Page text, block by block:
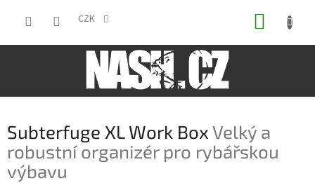
CZK
Subterfuge XL Work BoxVelký a
robustní organizér pro rybářskou
výbavu